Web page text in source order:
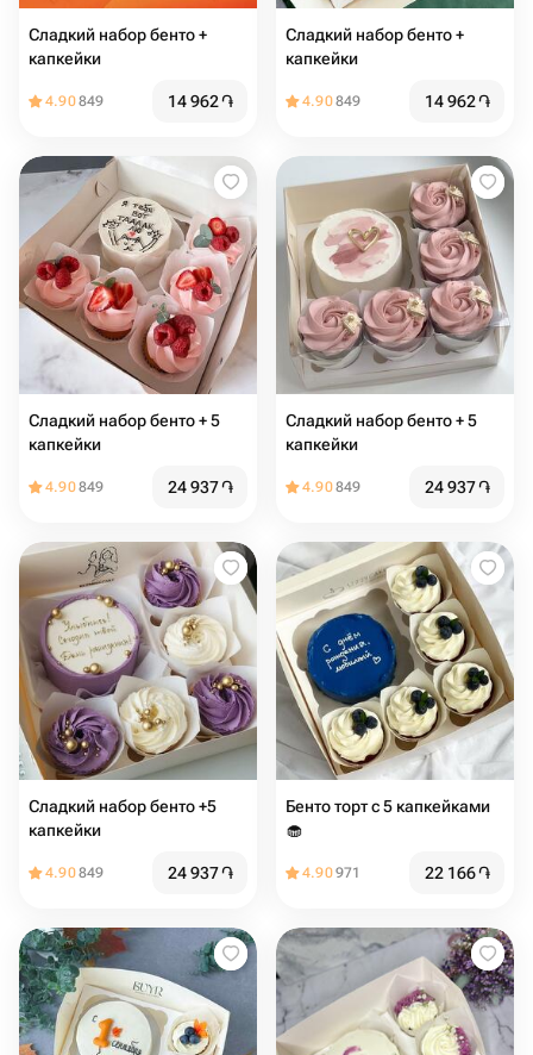
Сладкий набор бенто +
капкейки
4.90849 14 962֏
Сладкий набор бенто +
капкейки
4.90849 14 962֏
Сладкий набор бенто + 5
капкейки
4.90849 24 937֏
Сладкий набор бенто + 5
капкейки
4.90849 24 937֏
Сладкий набор бенто +5
капкейки
4.90849 24 937֏
Бенто торт с 5 капкейками
🧁
4.90971 22 166֏